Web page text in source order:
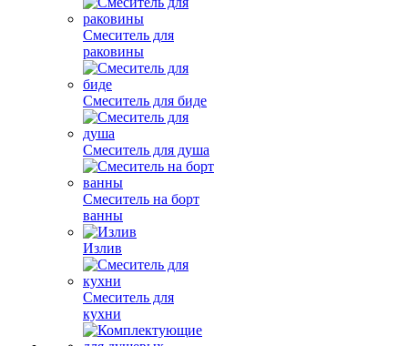
Смеситель для
раковины
Смеситель для биде
Смеситель для душа
Смеситель на борт
ванны
Излив
Смеситель для
кухни